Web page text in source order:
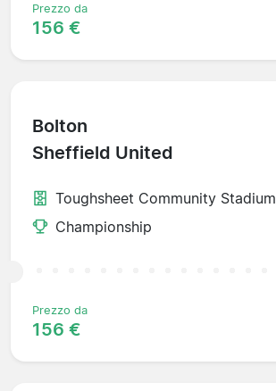
Prezzo da
156 €
Bolton
Sheffield United
Toughsheet Community Stadium
Championship
Prezzo da
156 €